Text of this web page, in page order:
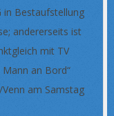
in Bestaufstellung
andererseits ist
mit TV
an Bord“
am Samstag